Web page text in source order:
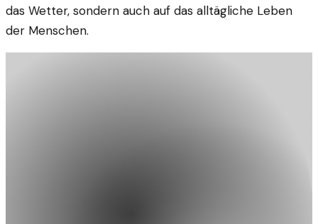
das Wetter, sondern auch auf das alltägliche Leben
der Menschen.